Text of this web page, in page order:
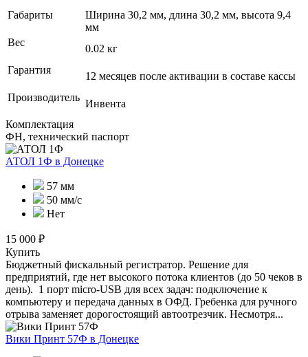
Габариты
Ширина 30,2 мм, длина 30,2 мм, высота 9,4
мм
Вес
0.02 кг
Гарантия
12 месяцев после активации в составе кассы
Производитель
Инвента
Комплектация
ФН, технический паспорт
АТОЛ 1Ф в Донецке
57 мм
50 мм/с
Нет
15 000 ₽
Купить
Бюджетный фискальный регистратор. Решение для
предприятий, где нет высокого потока клиентов (до 50 чеков в
день). 1 порт micro-USB для всех задач: подключение к
компьютеру и передача данных в ОФД. Гребенка для ручного
отрыва заменяет дорогостоящий автоотрезчик. Несмотря...
Вики Принт 57Ф в Донецке